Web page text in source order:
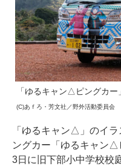
「ゆるキャン△ピングカー」
(C)あｆろ・芳文社／野外活動委員会
「ゆるキャン△」のイ
ングカー「ゆるキャン△
3日に旧下部小中学校校